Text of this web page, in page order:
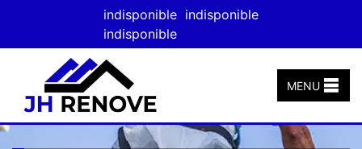
indisponible indisponible
indisponible
MENU